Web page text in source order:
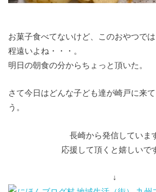
お菓子食べてないけど、このおやつで
程遠いよね・・・。
明日の朝食の分からちょっと頂いた。
さて今日はどんな子ども達が崎戸に来
う。
長崎から発信していま
応援して頂くと嬉しいで
↓